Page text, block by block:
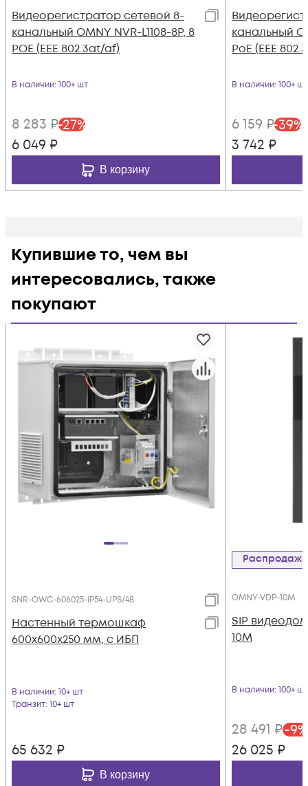
Видеорегистратор сетевой 8-
канальный OMNY NVR-L1108-8P, 8
POE (EEE 802.3at/af)
В наличии: 100+ шт
8 283 ₽-27%
6 049 ₽
В корзину
канальный
PoE (EEE
В наличии: 100+ шт
6 159 ₽-39%
3 742 ₽
Купившие то, чем вы
интересовались, также
покупают
SNR-OWC-606025-IP54-UPS/48
Настенный термошкаф
600x600x250 мм, с ИБП
В наличии: 10+ шт
Транзит: 10+ шт
65 632 ₽
В корзину
Распродажа
OMNY-VDP-10M
SIP
10M
В наличии: 100+ шт
28 491 ₽-9%
26 025 ₽